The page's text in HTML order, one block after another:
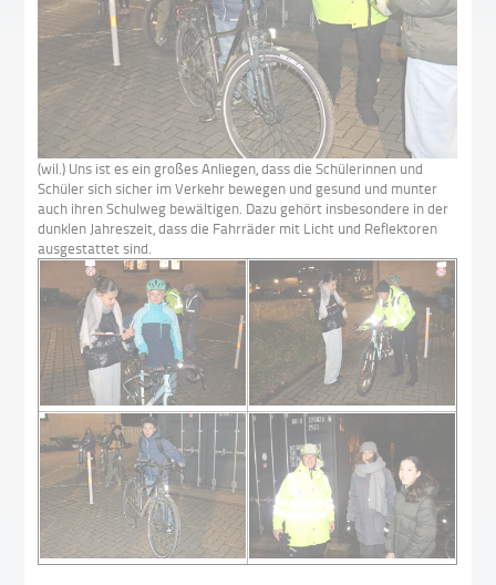
(wil.) Uns ist es ein großes Anliegen, dass die Schülerinnen und
Schüler sich sicher im Verkehr bewegen und gesund und munter
auch ihren Schulweg bewältigen. Dazu gehört insbesondere in der
dunklen Jahreszeit, dass die Fahrräder mit Licht und Reflektoren
ausgestattet sind.